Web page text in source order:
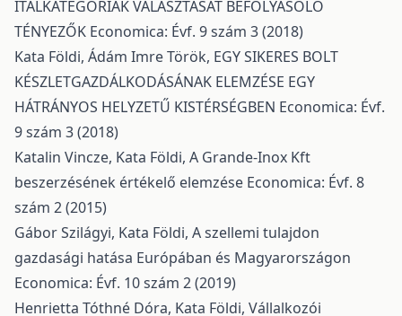
ITALKATEGÓRIÁK VÁLASZTÁSÁT BEFOLYÁSOLÓ
TÉNYEZŐK Economica: Évf. 9 szám 3 (2018)
Kata Földi, Ádám Imre Török, EGY SIKERES BOLT
KÉSZLETGAZDÁLKODÁSÁNAK ELEMZÉSE EGY
HÁTRÁNYOS HELYZETŰ KISTÉRSÉGBEN Economica: Évf.
9 szám 3 (2018)
Katalin Vincze, Kata Földi, A Grande-Inox Kft
beszerzésének értékelő elemzése Economica: Évf. 8
szám 2 (2015)
Gábor Szilágyi, Kata Földi, A szellemi tulajdon
gazdasági hatása Európában és Magyarországon
Economica: Évf. 10 szám 2 (2019)
Henrietta Tóthné Dóra, Kata Földi, Vállalkozói